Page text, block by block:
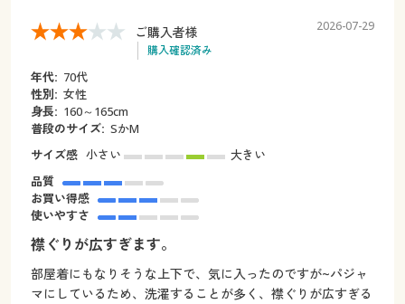
ご購入者様
購入確認済み
2026-07-29
年代: 70代
性別: 女性
身長: 160～165cm
普段のサイズ: SかM
サイズ感 小さい
大きい
品質
お買い得感
使いやすさ
襟ぐりが広すぎます。
部屋着にもなりそうな上下で、気に入ったのですが~パジャ
マにしているため、洗濯することが多く、襟ぐりが広すぎる